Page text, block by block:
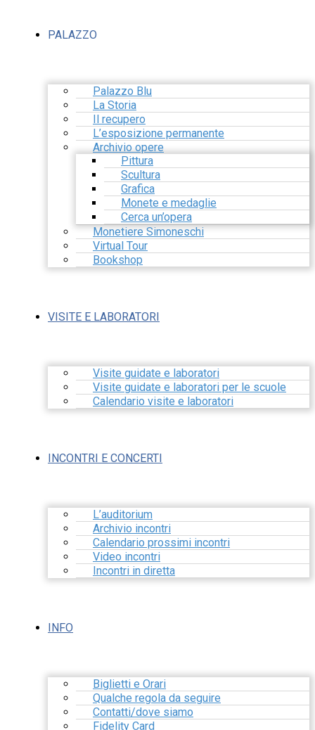
PALAZZO
Palazzo Blu
La Storia
Il recupero
L’esposizione permanente
Archivio opere
Pittura
Scultura
Grafica
Monete e medaglie
Cerca un’opera
Monetiere Simoneschi
Virtual Tour
Bookshop
VISITE E LABORATORI
Visite guidate e laboratori
Visite guidate e laboratori per le scuole
Calendario visite e laboratori
INCONTRI E CONCERTI
L’auditorium
Archivio incontri
Calendario prossimi incontri
Video incontri
Incontri in diretta
INFO
Biglietti e Orari
Qualche regola da seguire
Contatti/dove siamo
Fidelity Card